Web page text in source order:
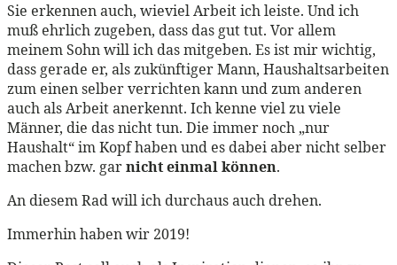
Sie erkennen auch, wieviel Arbeit ich leiste. Und ich
muß ehrlich zugeben, dass das gut tut. Vor allem
meinem Sohn will ich das mitgeben. Es ist mir wichtig,
dass gerade er, als zukünftiger Mann, Haushaltsarbeiten
zum einen selber verrichten kann und zum anderen
auch als Arbeit anerkennt. Ich kenne viel zu viele
Männer, die das nicht tun. Die immer noch „nur
Haushalt“ im Kopf haben und es dabei aber nicht selber
machen bzw. garnicht einmal können.
An diesem Rad will ich durchaus auch drehen.
Immerhin haben wir 2019!